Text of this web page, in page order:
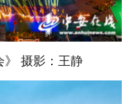
摄影：王静